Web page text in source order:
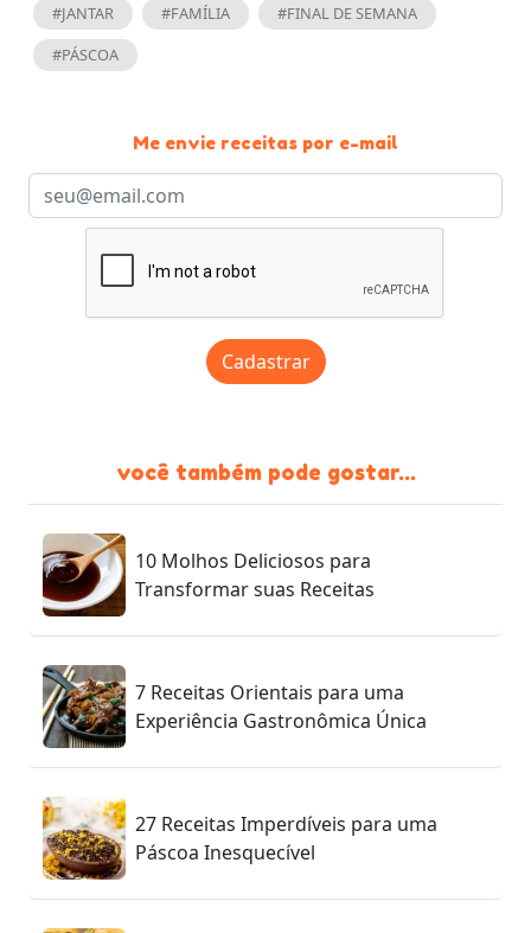
#JANTAR #FAMÍLIA
#FINAL DE SEMANA
#PÁSCOA
Me envie receitas por e-mail
Cadastrar
você também pode gostar...
10 Molhos Deliciosos para
Transformar suas Receitas
7 Receitas Orientais para uma
Experiência Gastronômica Única
27 Receitas Imperdíveis para uma
Páscoa Inesquecível